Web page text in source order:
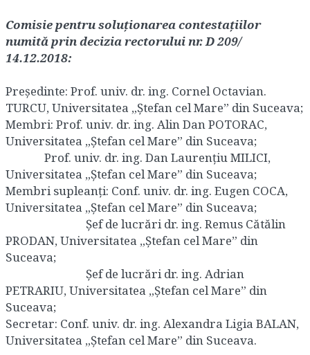
Comisie pentru soluționarea contestațiilor
numită prin decizia rectorului nr. D 209/
14.12.2018:
Președinte: Prof. univ. dr. ing. Cornel Octavian.
TURCU, Universitatea „Ştefan cel Mare” din Suceava;
Membri: Prof. univ. dr. ing. Alin Dan POTORAC,
Universitatea „Ştefan cel Mare” din Suceava;
Prof. univ. dr. ing. Dan Laurențiu MILICI,
Universitatea „Ştefan cel Mare” din Suceava;
Membri supleanți: Conf. univ. dr. ing. Eugen COCA,
Universitatea „Ştefan cel Mare” din Suceava;
Şef de lucrări dr. ing. Remus Cătălin
PRODAN, Universitatea „Ştefan cel Mare” din
Suceava;
Şef de lucrări dr. ing. Adrian
PETRARIU, Universitatea „Ştefan cel Mare” din
Suceava;
Secretar: Conf. univ. dr. ing. Alexandra Ligia BALAN,
Universitatea „Ştefan cel Mare” din Suceava.